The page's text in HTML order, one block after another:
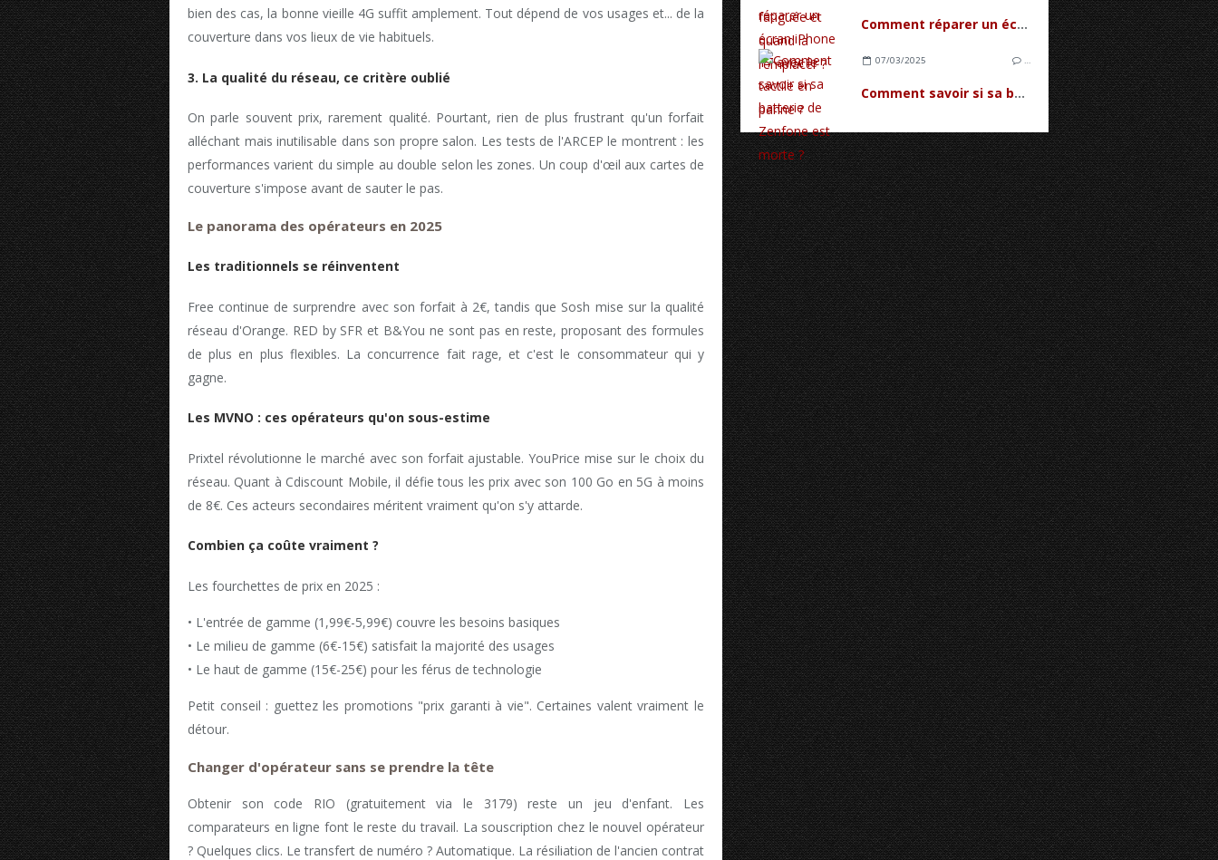
bien des cas, la bonne vieille 4G suffit amplement. Tout dépend de vos usages et... de la
couverture dans vos lieux de vie habituels.
3. La qualité du réseau, ce critère oublié
On parle souvent prix, rarement qualité. Pourtant, rien de plus frustrant qu'un forfait
alléchant mais inutilisable dans son propre salon. Les tests de l'ARCEP le montrent : les
performances varient du simple au double selon les zones. Un coup d'œil aux cartes de
couverture s'impose avant de sauter le pas.
Le panorama des opérateurs en 2025
Les traditionnels se réinventent
Free continue de surprendre avec son forfait à 2€, tandis que Sosh mise sur la qualité
réseau d'Orange. RED by SFR et B&You ne sont pas en reste, proposant des formules
de plus en plus flexibles. La concurrence fait rage, et c'est le consommateur qui y
gagne.
Les MVNO : ces opérateurs qu'on sous-estime
Prixtel révolutionne le marché avec son forfait ajustable. YouPrice mise sur le choix du
réseau. Quant à Cdiscount Mobile, il défie tous les prix avec son 100 Go en 5G à moins
de 8€. Ces acteurs secondaires méritent vraiment qu'on s'y attarde.
Combien ça coûte vraiment ?
Les fourchettes de prix en 2025 :
• L'entrée de gamme (1,99€-5,99€) couvre les besoins basiques
• Le milieu de gamme (6€-15€) satisfait la majorité des usages
• Le haut de gamme (15€-25€) pour les férus de technologie
Petit conseil : guettez les promotions "prix garanti à vie". Certaines valent vraiment le
détour.
Changer d'opérateur sans se prendre la tête
Obtenir son code RIO (gratuitement via le 3179) reste un jeu d'enfant. Les
comparateurs en ligne font le reste du travail. La souscription chez le nouvel opérateur
? Quelques clics. Le transfert de numéro ? Automatique. La résiliation de l'ancien contrat
Comment réparer un écran iPhone 17 avec le tactile en panne ?
07/03/2025 …
Comment savoir si sa batterie de Zenfone est morte ?